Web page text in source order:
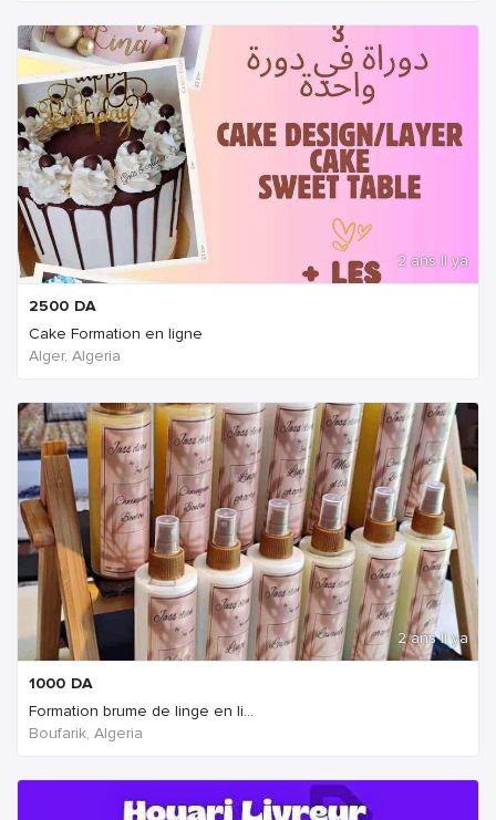
2 ans Il ya
2500 DA
Cake Formation en ligne
Alger, Algeria
2 ans Il ya
1000 DA
Formation brume de linge en li...
Boufarik, Algeria